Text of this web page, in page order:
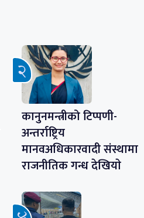
कानुनमन्त्रीको टिप्पणी-
अन्तर्राष्ट्रिय
मानवअधिकारवादी संस्थामा
राजनीतिक गन्ध देखियाे